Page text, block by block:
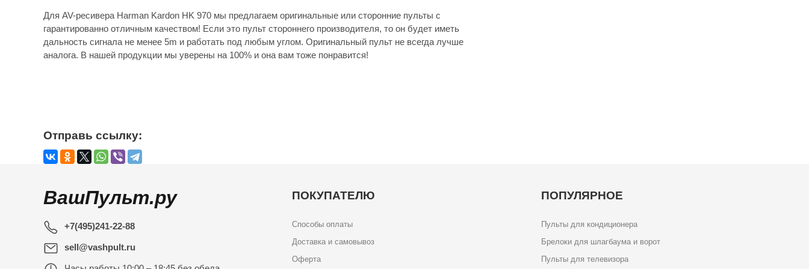
Для AV-ресивера Harman Kardon HK 970 мы предлагаем оригинальные или сторонние пульты с
гарантированно отличным качеством! Если это пульт стороннего производителя, то он будет иметь
дальность сигнала не менее 5m и работать под любым углом. Оригинальный пульт не всегда лучше
аналога. В нашей продукции мы уверены на 100% и она вам тоже понравится!
Отправь ссылку:
ВашПульт.ру
+7(495)241-22-88
sell@vashpult.ru
ПОКУПАТЕЛЮ
Способы оплаты
Доставка и самовывоз
Оферта
ПОПУЛЯРНОЕ
Пульты для кондиционера
Брелоки для шлагбаума и ворот
Пульты для телевизора